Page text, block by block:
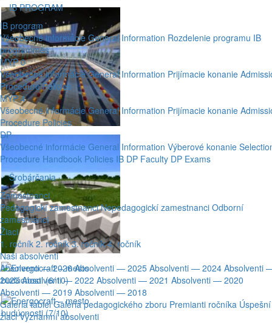
IB PROGRAM
IB program
Všeobecné informácie General Information Rozdelenie programu IB
programmes
MYP 0
Všeobecné informácie General Information Prijímacie konanie
Procedure Policies
MYP 4
Všeobecné informácie General Information Prijímacie konanie
Procedure Policies
DP
Všeobecné informácie General Information Výberové konanie
Procedure Handbook Policies IB DP Faculty DP Exams
Šrobárčania
Zamestnanci
Pedagogickí zamestnanci Nepedagogickí zamestnanci Odborní
zamestnanci
Žiaci
1. ročník 2. ročník 3. ročník 4. ročník
Naši absolventi
Absolventi — 2026 Absolventi — 2025 Absolventi — 2024 Absolventi
2023 Absolventi — 2022 Absolventi — 2021 Absolventi — 2020
Absolventi — 2019 Absolventi — 2018
Galéria tabiel Galéria pedagogického zboru Premianti ročníka Úspešní
žiaci Významní absolventi